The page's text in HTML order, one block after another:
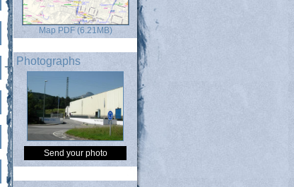
Map PDF (6.21MB)
Photographs
Send your photo